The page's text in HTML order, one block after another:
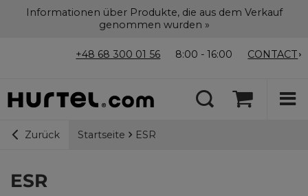
Informationen über Produkte, die aus dem Verkauf
genommen wurden »
+48 68 300 01 56 8:00 - 16:00 CONTACT
Zurück Startseite ESR
ESR